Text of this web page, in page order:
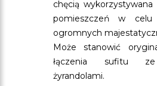
chęcią wykorzystywana
pomieszczeń w celu
ogromnych
Może stanowić
łączenia sufitu
żyrandolami.